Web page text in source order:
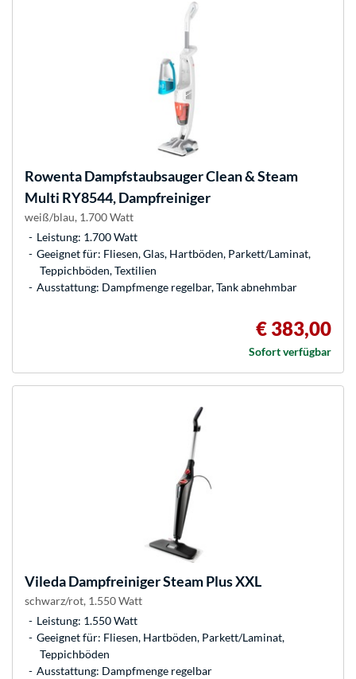
RowentaDampfstaubsauger Clean & Steam
Multi RY8544, Dampfreiniger
weiß/blau, 1.700 Watt
Leistung: 1.700 Watt
Geeignet für: Fliesen, Glas, Hartböden, Parkett/Laminat,
Teppichböden, Textilien
Ausstattung: Dampfmenge regelbar, Tank abnehmbar
€ 383,00
Sofort verfügbar
ViledaDampfreiniger Steam Plus XXL
schwarz/rot, 1.550 Watt
Leistung: 1.550 Watt
Geeignet für: Fliesen, Hartböden, Parkett/Laminat,
Teppichböden
Ausstattung: Dampfmenge regelbar